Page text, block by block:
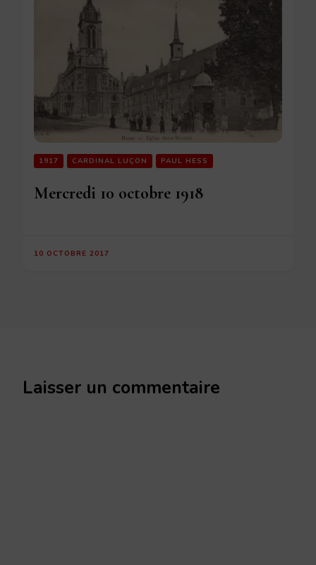
1917 CARDINAL LUÇON PAUL HESS
Mercredi 10 octobre 1918
10 OCTOBRE 2017
Laisser un commentaire